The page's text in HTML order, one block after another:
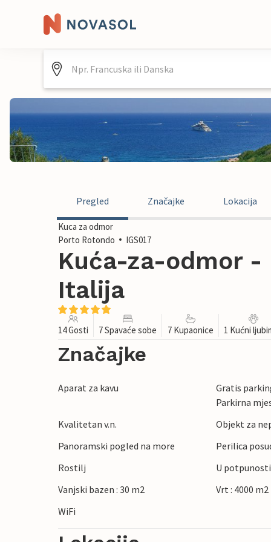
Pregled Značajke Lokacija
Kuca za odmor
Porto Rotondo
IGS017
Kuća-za-odmor -
Italija
14 Gosti 7 Spavaće sobe 7 Kupaonice 1 Kućni
Značajke
Aparat za kavu
Gratis
Parkirna
Kvalitetan v.n. Objekt za
Panoramski pogled na more
Perilica
Rostilj
U
Vanjski bazen : 30 m2
Vrt : 4000 m2
WiFi